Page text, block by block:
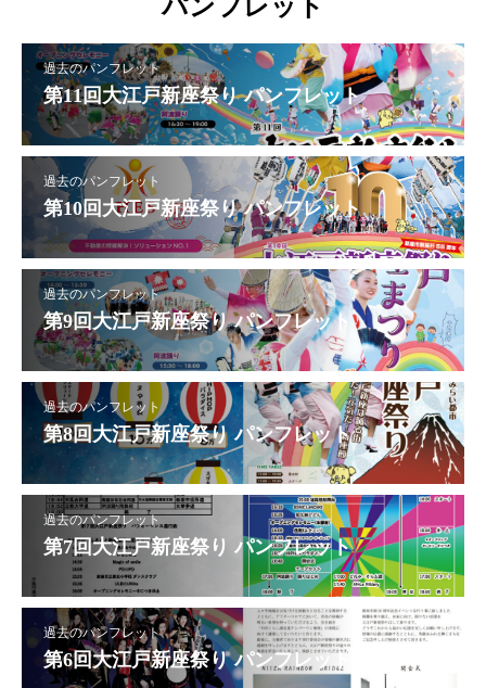
パンフレット
過去のパンフレット
第11回大江戸新座祭り パンフレット
過去のパンフレット
第10回大江戸新座祭り パンフレット
過去のパンフレット
第9回大江戸新座祭り パンフレット
過去のパンフレット
第8回大江戸新座祭り パンフレット
過去のパンフレット
第7回大江戸新座祭り パンフレット
過去のパンフレット
第6回大江戸新座祭り パンフレット